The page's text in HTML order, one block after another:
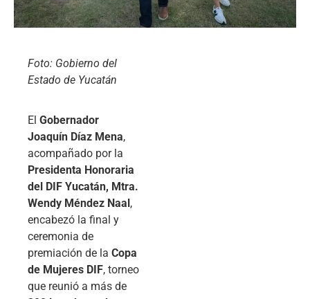
Foto: Gobierno del
Estado de Yucatán
El Gobernador
Joaquín Díaz Mena,
acompañado por la
Presidenta Honoraria
del DIF Yucatán, Mtra.
Wendy Méndez Naal,
encabezó la final y
ceremonia de
premiación de la Copa
de Mujeres DIF, torneo
que reunió a más de